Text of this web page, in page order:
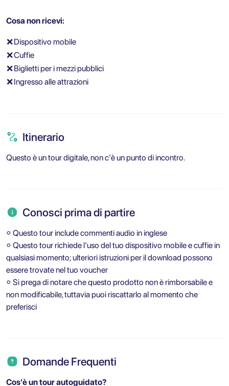
Cosa non ricevi:
❌Dispositivo mobile
❌Cuffie
❌Biglietti per i mezzi pubblici
❌Ingresso alle attrazioni
Itinerario
Questo è un tour digitale, non c'è un punto di incontro.
Conosci prima di partire
⚬ Questo tour include commenti audio in inglese
⚬ Questo tour richiede l'uso del tuo dispositivo mobile e cuffie in
qualsiasi momento; ulteriori istruzioni per il download possono
essere trovate nel tuo voucher
⚬ Si prega di notare che questo prodotto non è rimborsabile e
non modificabile, tuttavia puoi riscattarlo al momento che
preferisci
Domande Frequenti
Cos'è un tour autoguidato?